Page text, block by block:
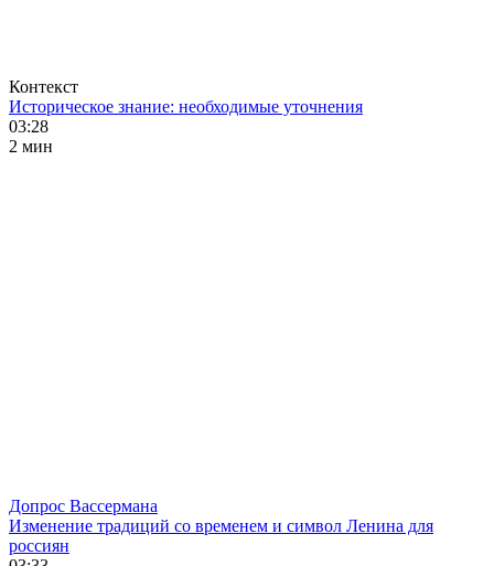
Контекст
Историческое знание: необходимые уточнения
03:28
2 мин
Допрос Вассермана
Изменение традиций со временем и символ Ленина для
россиян